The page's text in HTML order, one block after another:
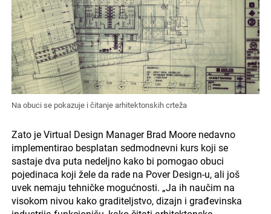
Na obuci se pokazuje i čitanje arhitektonskih crteža
Zato je Virtual Design Manager Brad Moore nedavno
implementirao besplatan sedmodnevni kurs koji se
sastaje dva puta nedeljno kako bi pomogao obuci
pojedinaca koji žele da rade na Pover Design-u, ali još
uvek nemaju tehničke mogućnosti. „Ja ih naučim na
visokom nivou kako graditeljstvo, dizajn i građevinska